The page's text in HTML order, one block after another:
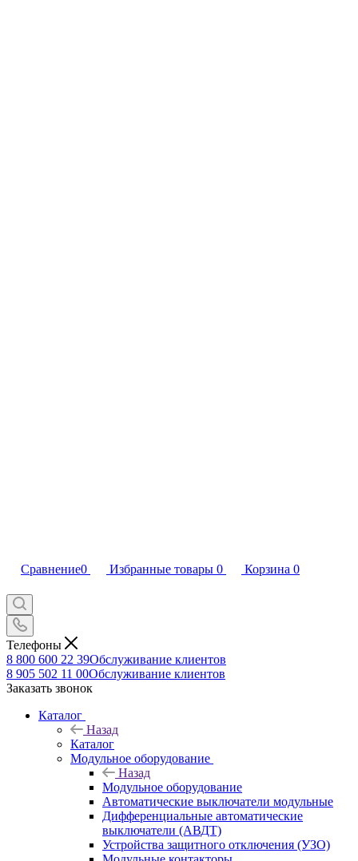
Сравнение0 Избранные товары 0 Корзина 0
Телефоны
8 800 600 22 39Обслуживание клиентов
8 905 502 11 00Обслуживание клиентов
Заказать звонок
Каталог
Назад
Каталог
Модульное оборудование
Назад
Модульное оборудование
Автоматические выключатели модульные
Дифференциальные автоматические
выключатели (АВДТ)
Устройства защитного отключения (УЗО)